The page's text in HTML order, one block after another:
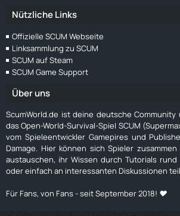
Nützliche Links
Offizielle SCUM Webseite
Linksammlung zu SCUM
SCUM auf Steam
SCUM Game Support
Über uns
ScumWorld.de ist deine deutsche
das Open-World-Survival-Spiel SCUM
vom Spieleentwickler Gamepires und
Damage. Hier können sich Spieler
austauschen, ihr Wissen durch Tutorials rund
oder einfach an interessanten Diskussionen
Für Fans, von Fans - seit September 2018! ❤️